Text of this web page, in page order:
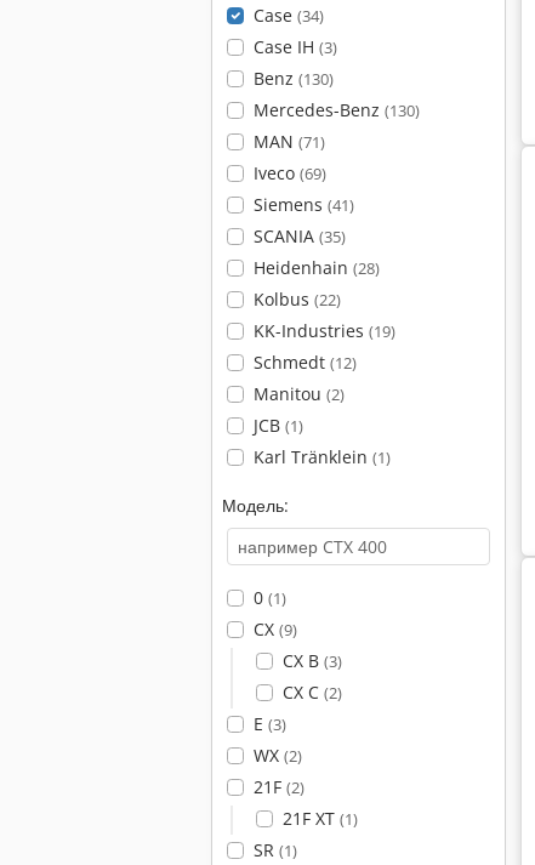
Case (34)
Case IH (3)
Benz (130)
Mercedes-Benz (130)
MAN (71)
Iveco (69)
Siemens (41)
SCANIA (35)
Heidenhain (28)
Kolbus (22)
KK-Industries (19)
Schmedt (12)
Manitou (2)
JCB (1)
Karl Tränklein (1)
Модель:
0 (1)
CX (9)
CX B (3)
CX C (2)
E (3)
WX (2)
21F (2)
21F XT (1)
SR (1)